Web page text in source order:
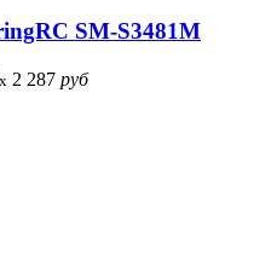
SM-S3481M
x 2 287 руб